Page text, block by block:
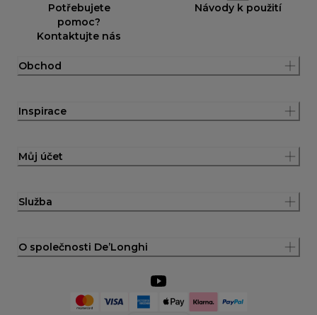
Potřebujete
pomoc?
Kontaktujte nás
Návody k použití
Obchod
Inspirace
Můj účet
Služba
O společnosti De’Longhi